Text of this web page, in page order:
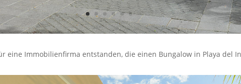
eine Immobilienfirma entstanden, die einen Bungalow in Playa del